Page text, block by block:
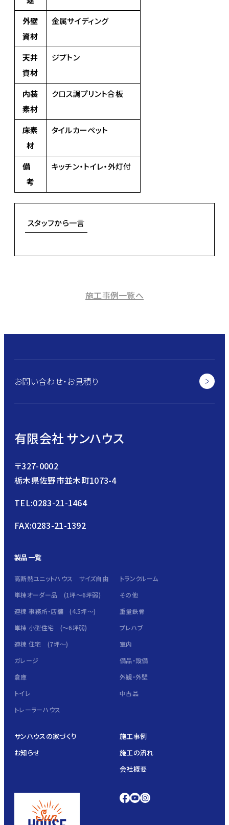
外壁
資材
金属サイディング
天井
資材
ジプトン
内装
素材
クロス調プリント合板
床素
材
タイルカーペット
備
考
キッチン・トイレ・外灯付
スタッフから一言
施工事例一覧へ
お問い合わせ・お見積り
有限会社 サンハウス
〒327-0002
栃木県佐野市並木町1073-4
TEL:0283-21-1464
FAX:0283-21-1392
製品一覧
高断熱ユニットハウス サイズ自由
トランクルーム
単棟オーダー品 (1坪～6坪弱)
その他
連棟 事務所・店舗 (4.5坪～)
重量鉄骨
単棟 小型住宅 (～6坪弱)
プレハブ
連棟 住宅 (7坪～)
室内
ガレージ
備品・設備
倉庫
外観・外壁
トイレ
中古品
トレーラーハウス
サンハウスの家づくり
お知らせ
施工事例
施工の流れ
会社概要